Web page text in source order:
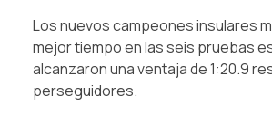
Los nuevos campeones insulares
mejor tiempo en las seis pruebas
alcanzaron una ventaja de 1:20.9
perseguidores.